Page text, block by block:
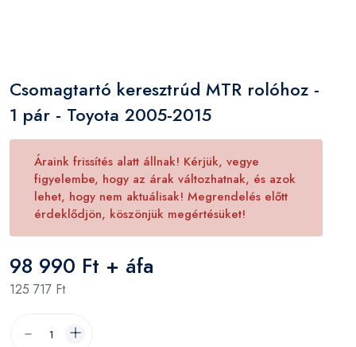
Csomagtartó keresztrúd MTR rolóhoz -
1 pár - Toyota 2005-2015
Áraink frissítés alatt állnak! Kérjük, vegye
figyelembe, hogy az árak változhatnak, és azok
lehet, hogy nem aktuálisak! Megrendelés előtt
érdeklődjön, köszönjük megértésüket!
98 990 Ft + áfa
125 717 Ft